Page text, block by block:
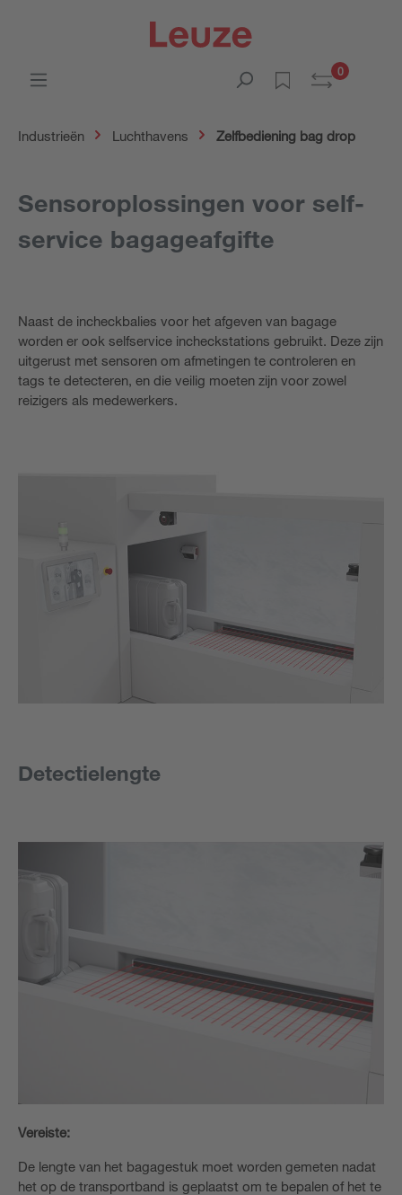
0
Industrieën Luchthavens Zelfbediening bag drop
Sensoroplossingen voor self-
service bagageafgifte
Naast de incheckbalies voor het afgeven van bagage
worden er ook selfservice incheckstations gebruikt. Deze zijn
uitgerust met sensoren om afmetingen te controleren en
tags te detecteren, en die veilig moeten zijn voor zowel
reizigers als medewerkers.
Detectielengte
Vereiste:
De lengte van het bagagestuk moet worden gemeten nadat
het op de transportband is geplaatst om te bepalen of het te